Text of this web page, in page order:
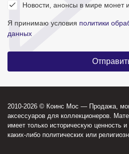
Новости, анонсы в мире монет
Я принимаю условия политики
данных
2010-2026 © Коинс Мос — Продажа,
аксессуаров для коллекционеров.
имеет только историческую ценность
каких-либо политических или